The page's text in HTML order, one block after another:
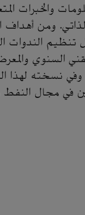
والخبرات
ومن أهداف
تنظيم الندوات
السنوي
نسخته لهذا
في مجال النفط